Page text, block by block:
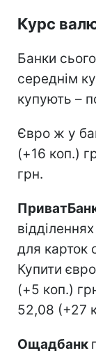
Курс
Банки
середнім
купують –
Євро ж у
(+16 коп.)
грн.
для карток
Купити
(+5 коп.)
52,08 (+27
Ощадбанк